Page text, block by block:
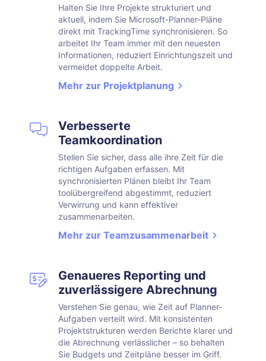
Halten Sie Ihre Projekte strukturiert und
aktuell, indem Sie Microsoft-Planner-Pläne
direkt mit TrackingTime synchronisieren. So
arbeitet Ihr Team immer mit den neuesten
Informationen, reduziert Einrichtungszeit und
vermeidet doppelte Arbeit.
Mehr zur Projektplanung
Verbesserte
Teamkoordination
Stellen Sie sicher, dass alle ihre Zeit für die
richtigen Aufgaben erfassen. Mit
synchronisierten Plänen bleibt Ihr Team
toolübergreifend abgestimmt, reduziert
Verwirrung und kann effektiver
zusammenarbeiten.
Mehr zur Teamzusammenarbeit
Genaueres Reporting und
zuverlässigere Abrechnung
Verstehen Sie genau, wie Zeit auf Planner-
Aufgaben verteilt wird. Mit konsistenten
Projektstrukturen werden Berichte klarer und
die Abrechnung verlässlicher – so behalten
Sie Budgets und Zeitpläne besser im Griff.